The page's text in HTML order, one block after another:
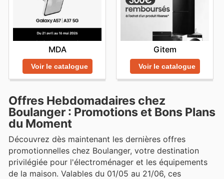
MDA
Voir le catalogue
Gitem
Voir le catalogue
Offres Hebdomadaires chez
Boulanger : Promotions et Bons Plans
du Moment
Découvrez dès maintenant les dernières offres
promotionnelles chez Boulanger, votre destination
privilégiée pour l'électroménager et les équipements
de la maison. Valables du 01/05 au 21/06, ces